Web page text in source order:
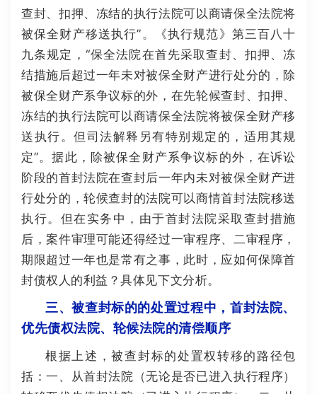
查封、扣押、冻结的执行法院可以商请保全法院将
被保全财产移送执行”。《执行规范》第三百八十
九条规定，“保全法院在首先采取查封、扣押、冻
结措施后超过一年未对被保全财产进行处分的，除
被保全财产系争议标的外，在先轮候查封、扣押、
冻结的执行法院可以商请保全法院将被保全财产移
送执行。但司法解释另有特别规定的，适用其规
定”。据此，除被保全财产系争议标的外，在诉讼
阶段的首封法院在查封后一年内未对被保全财产进
行处分的，轮候查封的法院可以商情首封法院移送
执行。但在实务中，由于首封法院采取查封措施
后，案件审理可能还得经过一审程序、二审程序，
期限超过一年也是常有之事，此时，应如何保障首
封债权人的利益？具体见下文分析。
三、被查封标的的处置过程中，首封法院、
优先债权法院、轮候法院的清偿顺序
根据上述，被查封标的处置权转移的路径包
括：一、从首封法院（无论是否已进入执行程序）